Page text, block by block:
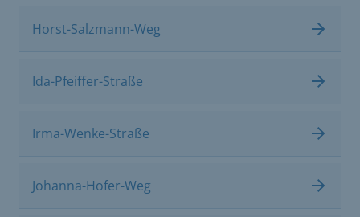
Horst-Salzmann-Weg
Ida-Pfeiffer-Straße
Irma-Wenke-Straße
Johanna-Hofer-Weg